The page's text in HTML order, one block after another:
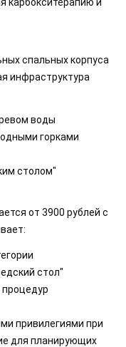
спальных корпуса
инфраструктура
воды
горками
столом"
от 3900 рублей с
стол"
привилегиями при
для планирующих